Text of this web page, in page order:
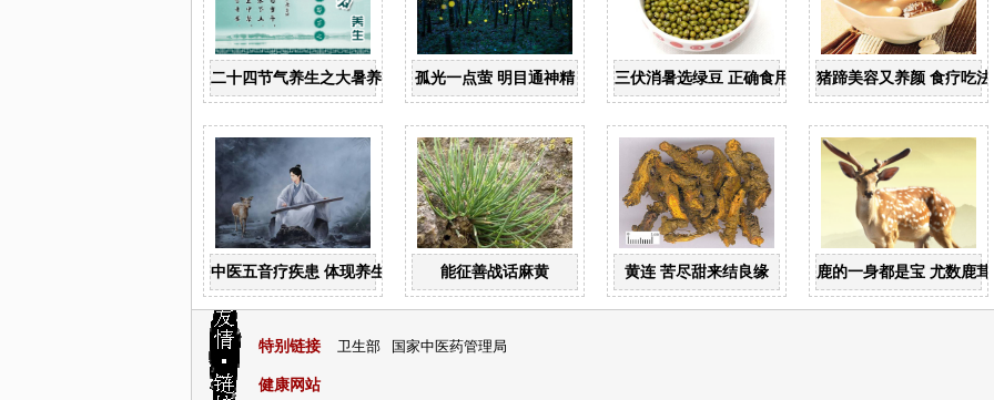
二十四节气养生之大暑养生 孤光一点萤 明目通神精 三伏消暑选绿豆 正确食用学问多猪蹄美容又养颜 食疗吃
中医五音疗疾患 体现养生整体观 能征善战话麻黄 黄连 苦尽甜来结良缘 鹿的一身都是宝 尤数鹿
特别链接 卫生部 国家中医药管理局
健康网站